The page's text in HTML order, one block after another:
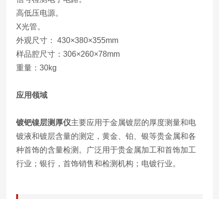
高低压电源。
X光管。
外观尺寸： 430×380×355mm
样品腔尺寸：306×260×78mm
重量：30kg
应用领域
镀钯镍层测厚仪主要应用于金属镀层的厚度测量和电
镀液和镀层含量的测定，黄金、铂、银等贵金属和各
种首饰的含量检测。广泛用于贵金属加工和首饰加工
行业；银行，首饰销售和检测机构；电镀行业。